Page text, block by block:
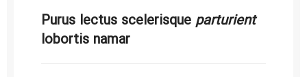
Purus lectus scelerisqueparturient
lobortis namar